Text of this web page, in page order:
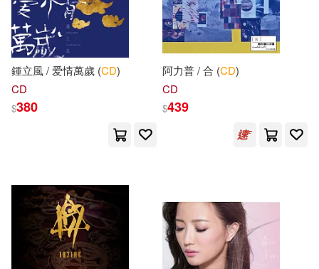
中公教育福建教師招聘考試研究院
(33)
宏章教育公務員考試研究院(33)
華圖教育編著(33)
Lifeway Kids(32) Ph.D.(32)
五南(202)
中國輕工業出版社(199)
Milkyway(192)
中國建材工業出版社(192)
鍾立風 / 爱情萬歲 (CD)
CD
$380
阿力普 / 合 (CD)
CD
$439